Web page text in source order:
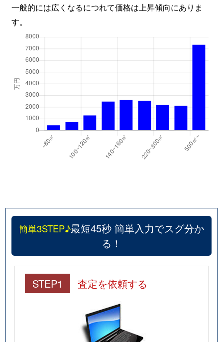
一般的には広くなるにつれて価格は上昇傾向にありま
す。
簡単3STEP♪最短45秒 簡単入力でスグ分か
る！
STEP1 査定を依頼する